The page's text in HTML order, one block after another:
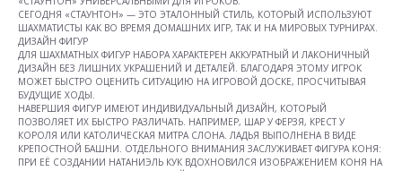
СЕГОДНЯ «СТАУНТОН» — ЭТО ЭТАЛОННЫЙ СТИЛЬ, КОТОРЫЙ ИСПОЛЬЗУЮТ
ШАХМАТИСТЫ КАК ВО ВРЕМЯ ДОМАШНИХ ИГР, ТАК И НА МИРОВЫХ ТУРНИРАХ.
ДИЗАЙН ФИГУР
ДЛЯ ШАХМАТНЫХ ФИГУР НАБОРА ХАРАКТЕРЕН АККУРАТНЫЙ И ЛАКОНИЧНЫЙ
ДИЗАЙН БЕЗ ЛИШНИХ УКРАШЕНИЙ И ДЕТАЛЕЙ. БЛАГОДАРЯ ЭТОМУ ИГРОК
МОЖЕТ БЫСТРО ОЦЕНИТЬ СИТУАЦИЮ НА ИГРОВОЙ ДОСКЕ, ПРОСЧИТЫВАЯ
БУДУЩИЕ ХОДЫ.
НАВЕРШИЯ ФИГУР ИМЕЮТ ИНДИВИДУАЛЬНЫЙ ДИЗАЙН, КОТОРЫЙ
ПОЗВОЛЯЕТ ИХ БЫСТРО РАЗЛИЧАТЬ. НАПРИМЕР, ШАР У ФЕРЗЯ, КРЕСТ У
КОРОЛЯ ИЛИ КАТОЛИЧЕСКАЯ МИТРА СЛОНА. ЛАДЬЯ ВЫПОЛНЕНА В ВИДЕ
КРЕПОСТНОЙ БАШНИ. ОТДЕЛЬНОГО ВНИМАНИЯ ЗАСЛУЖИВАЕТ ФИГУРА КОНЯ:
ПРИ ЕЁ СОЗДАНИИ НАТАНИЭЛЬ КУК ВДОХНОВИЛСЯ ИЗОБРАЖЕНИЕМ КОНЯ НА